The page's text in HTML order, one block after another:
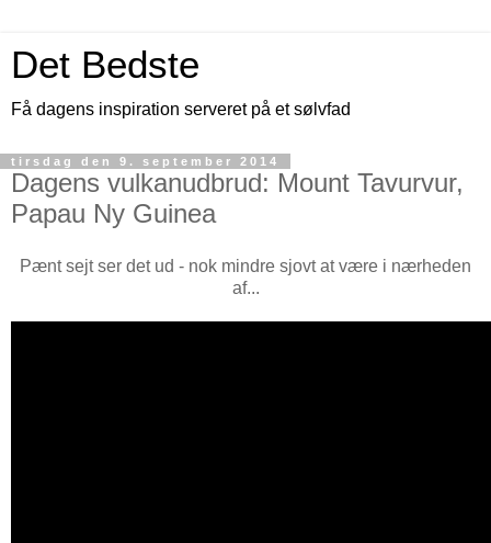
Det Bedste
Få dagens inspiration serveret på et sølvfad
tirsdag den 9. september 2014
Dagens vulkanudbrud: Mount Tavurvur,
Papau Ny Guinea
Pænt sejt ser det ud - nok mindre sjovt at være i nærheden
af...